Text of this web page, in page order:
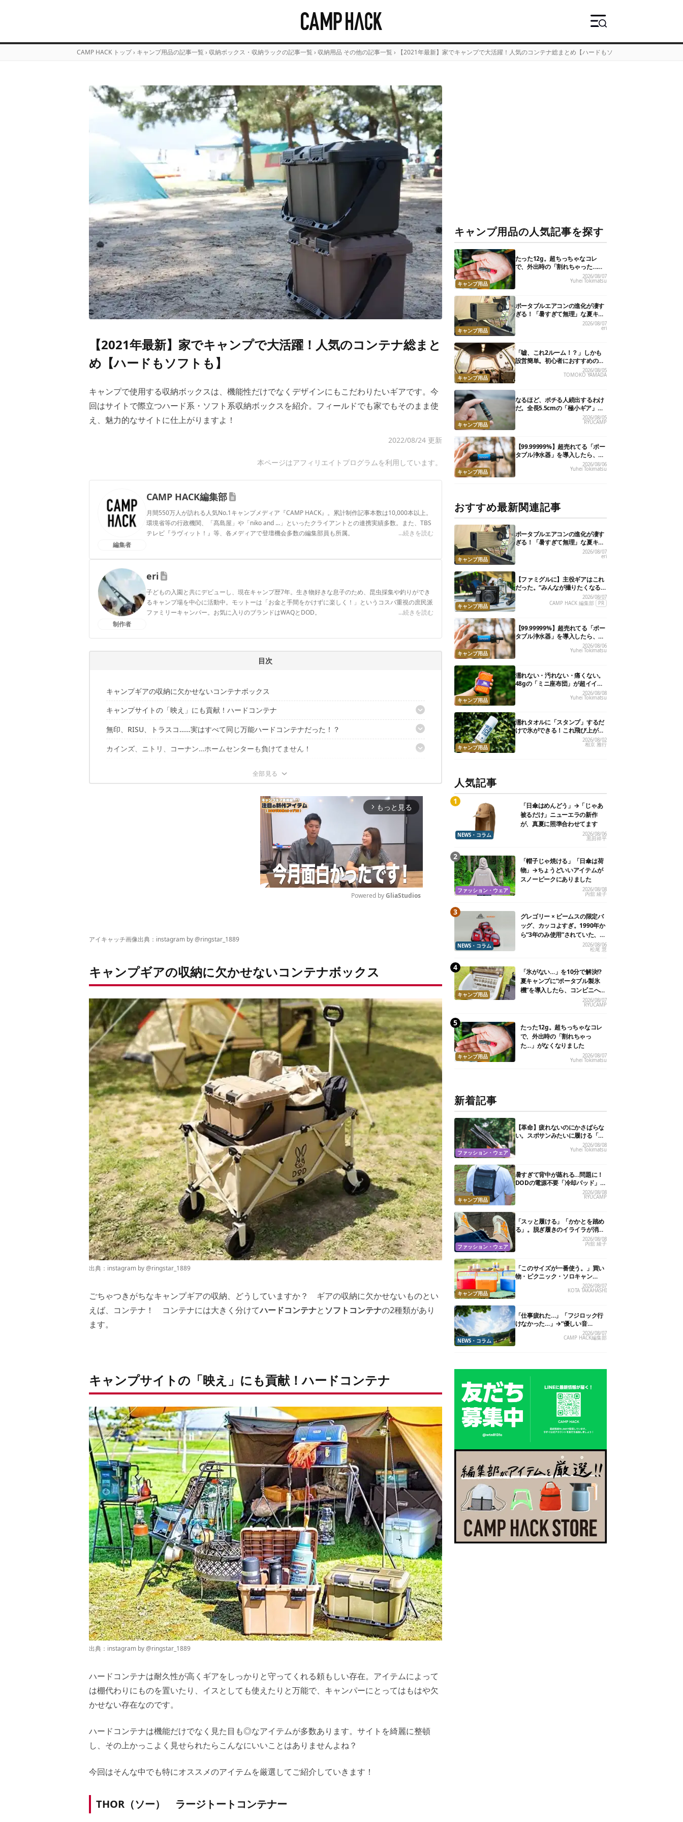
CAMP HACK トップ › キャンプ用品の記事一覧 › 収納ボックス・収納ラックの記事一覧 › 収納用品 その他の記事一覧 › 【2021年最新】家でキャンプで大活躍！人気のコンテナ総まとめ【ハードもソフトも】
【2021年最新】家でキャンプで大活躍！人気のコンテナ総まと
め【ハードもソフトも】
キャンプで使用する収納ボックスは、機能性だけでなくデザインにもこだわりたいギアです。今
回はサイトで際立つハード系・ソフト系収納ボックスを紹介。フィールドでも家でもそのまま使
え、魅力的なサイトに仕上がりますよ！
2022/08/24 更新
本ページはアフィリエイトプログラムを利用しています。
編集者
CAMP HACK編集部
月間550万人が訪れる人気No.1キャンプメディア『CAMP HACK』。累計制作記事本数は10,000本以上。
環境省等の行政機関、「髙島屋」や「niko and ...」といったクライアントとの連携実績多数。また、TBS
テレビ『ラヴィット！』等、各メディアで登壇機会多数の編集部員も所属。
...続きを読む
制作者
eri
子どもの入園と共にデビューし、現在キャンプ歴7年。生き物好きな息子のため、昆虫採集や釣りができ
るキャンプ場を中心に活動中。モットーは「お金と手間をかけずに楽しく！」というコスパ重視の庶民派
ファミリーキャンパー。お気に入りのブランドはWAQとDOD。
...続きを読む
目次
キャンプギアの収納に欠かせないコンテナボックス
キャンプサイトの「映え」にも貢献！ハードコンテナ
THOR（ソー） ラージトートコンテナー
イエティ ロードアウトゴーボックス30
折りコンシェルフ
無印、RISU、トラスコ……実はすべて同じ万能ハードコンテナだった！？
無印良品 ポリプロピレン頑丈収納ボックス・大
カインズ、ニトリ、コーナン…ホームセンターも負けてません！
ニトリ
オレゴニアン・キャンパー WPキャンパーギアトートバッグ
コンテナは用途に応じてハードとソフトを使い分けて！
arrow_forward_ios もっと見る
Powered by GliaStudios
アイキャッチ画像出典：instagram by @ringstar_1889
キャンプギアの収納に欠かせないコンテナボックス
出典：instagram by @ringstar_1889
ごちゃつきがちなキャンプギアの収納、どうしていますか？ ギアの収納に欠かせないものとい
えば、コンテナ！ コンテナには大きく分けてハードコンテナと ソフトコンテナの2種類があり
ます。
キャンプサイトの「映え」にも貢献！ハードコンテナ
出典：instagram by @ringstar_1889
ハードコンテナは耐久性が高くギアをしっかりと守ってくれる頼もしい存在。アイテムによって
は棚代わりにものを置いたり、イスとしても使えたりと万能で、キャンパーにとってはもはや欠
かせない存在なのです。
ハードコンテナは機能だけでなく見た目も◎なアイテムが多数あります。サイトを綺麗に整頓
し、その上かっこよく見せられたらこんなにいいことはありませんよね？
今回はそんな中でも特にオススメのアイテムを厳選してご紹介していきます！
THOR（ソー） ラージトートコンテナー
キャンプ用品の人気記事を探す
キャンプ用品
たった12g。超ちっちゃなコレ
で、外出時の「割れちゃった…」
2026/08/07
Yuhei Tokimatsu
キャンプ用品
ポータブルエアコンの進化が凄す
ぎる！「暑すぎて無理」な夏キャ
ンプを激変させる最新5選2026/08/07
eri
キャンプ用品
「嘘、これ2ルーム！？」しかも
設営簡単。初心者におすすめの最
新“おしゃれ広々テント”7選2026/08/05
TOMOKO YAMADA
キャンプ用品
なるほど、ポチる人続出するわけ
だ。全長5.5cmの「極小ギア」を
使って分かったほんとの魅力2026/08/05
RYUCAMP
キャンプ用品
【99.99999%】超売れてる「ポー
タブル浄水器」を導入したら、防
災が明確に自分ごと化した2026/08/06
Yuhei Tokimatsu
おすすめ最新関連記事
キャンプ用品
ポータブルエアコンの進化が凄す
ぎる！「暑すぎて無理」な夏キャ
ンプを激変させる最新5選2026/08/07
eri
キャンプ用品
【ファミグルに】主役ギアはこれ
だった。“みんなが撮りたくなる
カメラ”が楽しすぎる！
2026/08/07
CAMP HACK 編集部
PR
キャンプ用品
【99.99999%】超売れてる「ポー
タブル浄水器」を導入したら、防
災が明確に自分ごと化した2026/08/06
Yuhei Tokimatsu
キャンプ用品
濡れない・汚れない・痛くない。
48gの「ミニ座布団」が超イイ具
合
2026/08/08
Yuhei Tokimatsu
キャンプ用品
濡れタオルに「スタンプ」するだ
けで氷ができる！これ飛び上がる
くらい涼しくて最高だった2026/08/02
相京 雅行
人気記事
NEWS・コラム
「日傘はめんどう」→「じゃあ
被るだけ」ニューエラの新作
が、真夏に照準合わせてます
2026/08/06
黒田祥平
ファッション・ウェア
「帽子じゃ焼ける」「日傘は荷
物」→ちょうどいいアイテムが
スノーピークにありました
2026/08/08
内舘 綾子
NEWS・コラム
グレゴリー × ビームスの限定バ
ッグ、カッコよすぎ。1990年か
ら“3年のみ使用”されていた、紫
2026/08/06
松尾 慧
キャンプ用品
「氷がない…」を10分で解決!?
夏キャンプに“ポータブル製氷
機”を導入したら、コンビニへ走
2026/08/07
RYUCAMP
キャンプ用品
たった12g。超ちっちゃなコレ
で、外出時の「割れちゃっ
た…」がなくなりました
2026/08/07
Yuhei Tokimatsu
新着記事
ファッション・ウェア
【革命】疲れないのにかさばらな
い。スポサンみたいに履ける「リ
カバリーサンダル」が大本命！
2026/08/08
Yuhei Tokimatsu
キャンプ用品
暑すぎて背中が蒸れる…問題に！
DODの電源不要「冷却パッド」を
試したら、夏の移動がラクになっ
た
2026/08/08
RYUCAMP
ファッション・ウェア
「スッと履ける」「かかとを踏め
る」。脱ぎ履きのイライラが消え
る快適“スニーカーサンダル”6選
2026/08/08
内舘 綾子
キャンプ用品
「このサイズが一番使う。」買い
物・ピクニック・ソロキャン
に“ちょうどいい”小型クーラーボ
ックス13選
2026/08/07
KOTA TAKAHASHI
NEWS・コラム
「仕事疲れた…」「フジロック行
けなかった…」→“優しい音
楽”と“大きな自然”で治癒。まだ間
に合います。
2026/08/07
CAMP HACK編集部